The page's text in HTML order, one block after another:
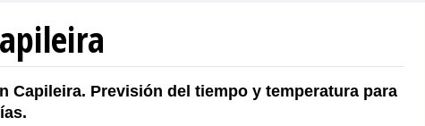
Capileira. Previsión del tiempo y temperatura para